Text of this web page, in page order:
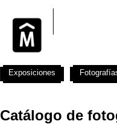
Catálogo de
Exposiciones